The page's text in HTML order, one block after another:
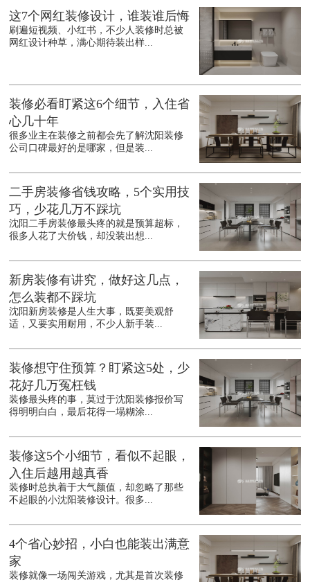
这7个网红装修设计，谁装谁后悔
刷遍短视频、小红书，不少人装修时总被
网红设计种草，满心期待装出样...
装修必看盯紧这6个细节，入住省
心几十年
很多业主在装修之前都会先了解沈阳装修
公司口碑最好的是哪家，但是装...
二手房装修省钱攻略，5个实用技
巧，少花几万不踩坑
沈阳二手房装修最头疼的就是预算超标，
很多人花了大价钱，却没装出想...
新房装修有讲究，做好这几点，
怎么装都不踩坑
沈阳新房装修是人生大事，既要美观舒
适，又要实用耐用，不少人新手装...
装修想守住预算？盯紧这5处，少
花好几万冤枉钱
装修最头疼的事，莫过于沈阳装修报价写
得明明白白，最后花得一塌糊涂...
装修这5个小细节，看似不起眼，
入住后越用越真香
装修时总执着于大气颜值，却忽略了那些
不起眼的小沈阳装修设计。很多...
4个省心妙招，小白也能装出满意
家
装修就像一场闯关游戏，尤其是首次装修